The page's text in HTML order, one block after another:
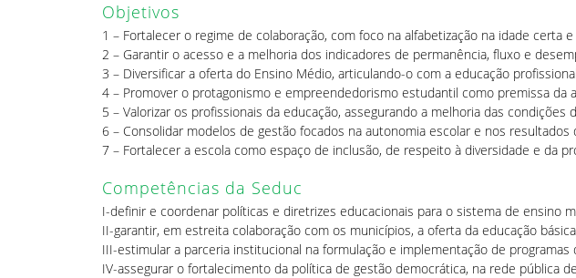
Objetivos
1 – Fortalecer o regime de colaboração, com foco na alfabetização na idade certa
2 – Garantir o acesso e a melhoria dos indicadores de permanência, fluxo e
3 – Diversificar a oferta do Ensino Médio, articulando-o com a educação
4 – Promover o protagonismo e empreendedorismo estudantil como premissa da
5 – Valorizar os profissionais da educação, assegurando a melhoria das
6 – Consolidar modelos de gestão focados na autonomia escolar e nos resultados
7 – Fortalecer a escola como espaço de inclusão, de respeito à diversidade e da
Competências da Seduc
I-definir e coordenar políticas e diretrizes educacionais para o sistema de ensino
II-garantir, em estreita colaboração com os municípios, a oferta da educação
III-estimular a parceria institucional na formulação e implementação de
IV-assegurar o fortalecimento da política de gestão democrática, na rede pública